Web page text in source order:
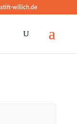
willich.de